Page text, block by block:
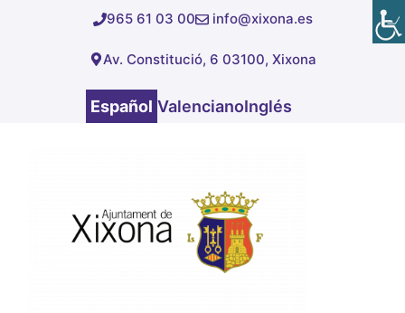
965 61 03 00 info@xixona.es
Av. Constitució, 6 03100, Xixona
Español ValencianoInglés